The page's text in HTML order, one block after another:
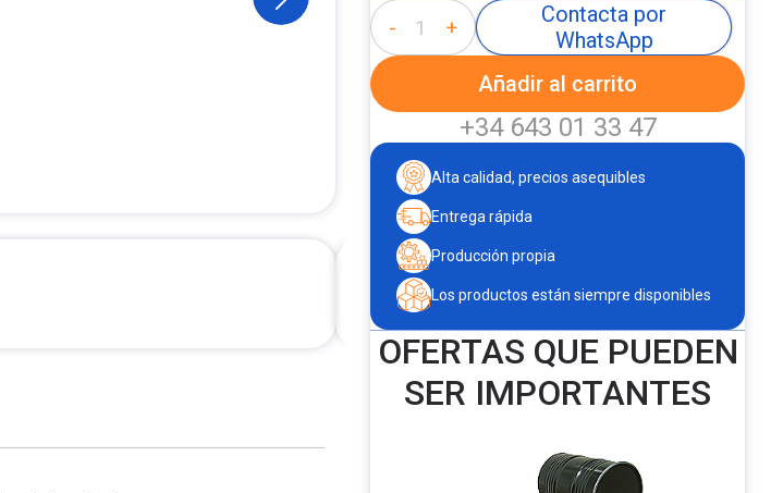
- +
Contacta por
WhatsApp
Añadir al carrito
+34 643 01 33 47
Alta calidad, precios asequibles
Entrega rápida
Producción propia
Los productos están siempre disponibles
OFERTAS QUE PUEDEN
SER IMPORTANTES